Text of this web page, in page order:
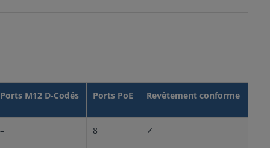
Ports M12 D-Codés Ports PoE Revêtement conforme
– 8 ✓